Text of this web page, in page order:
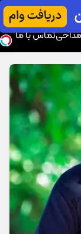
مداحیتماس با ما